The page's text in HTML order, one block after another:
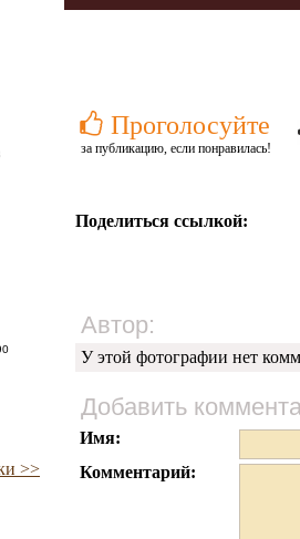
>>
Проголосуйте
за публикацию, если понравилась!
Поделиться ссылкой:
Автор:
У этой фотографии нет
Добавить
Имя:
Комментарий: